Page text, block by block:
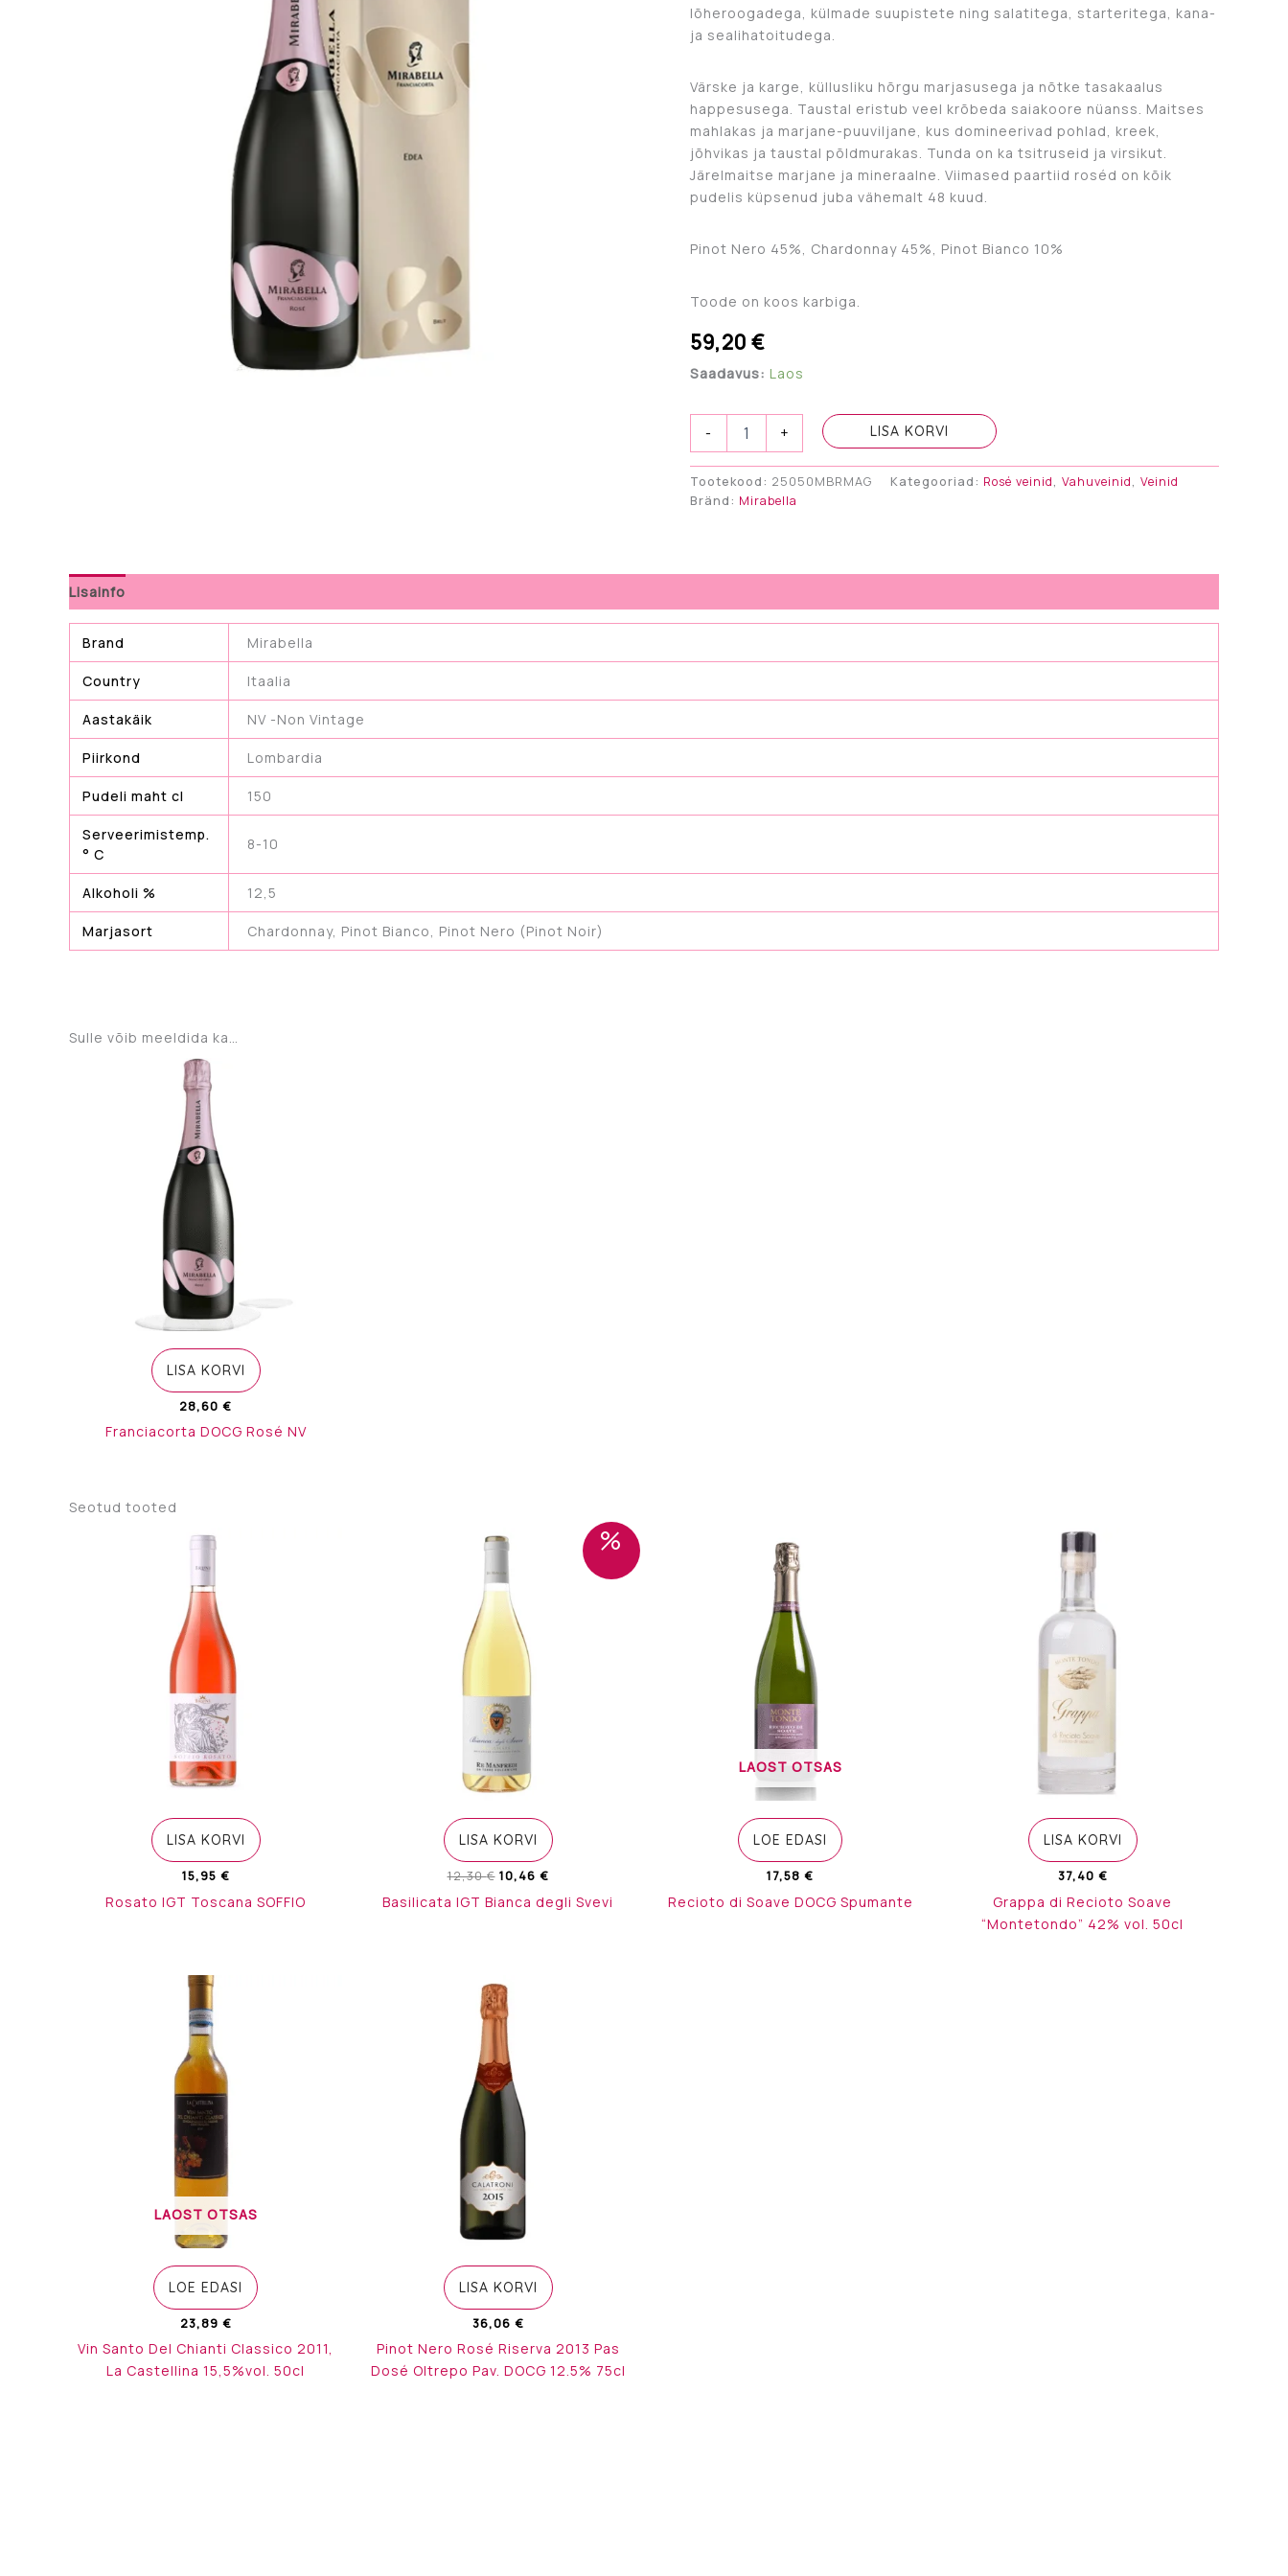
lõheroogadega, külmade suupistete ning salatitega, starteritega, kana-
ja sealihatoitudega.
Värske ja karge, küllusliku hõrgu marjasusega ja nõtke tasakaalus
happesusega. Taustal eristub veel krõbeda saiakoore nüanss. Maitses
mahlakas ja marjane-puuviljane, kus domineerivad pohlad, kreek,
jõhvikas ja taustal põldmurakas. Tunda on ka tsitruseid ja virsikut.
Järelmaitse marjane ja mineraalne. Viimased paartiid roséd on kõik
pudelis küpsenud juba vähemalt 48 kuud.
Pinot Nero 45%, Chardonnay 45%, Pinot Bianco 10%
Toode on koos karbiga.
59,20 €
Saadavus: Laos
-
DOCG
Brut
NV
+ LISA KORVI
Tootekood: 25050MBRMAG Kategooriad: Rosé veinid, Vahuveinid, Veinid
Bränd: Mirabella
Lisainfo
Brand Mirabella
Country Itaalia
Aastakäik NV -Non Vintage
Piirkond Lombardia
Pudeli maht cl 150
Serveerimistemp.
° C
8-10
Alkoholi % 12,5
Marjasort Chardonnay, Pinot Bianco, Pinot Nero (Pinot Noir)
Sulle võib meeldida ka…
LISA KORVI
28,60 €
Franciacorta DOCG Rosé NV
Seotud tooted
LISA KORVI
15,95 €
Rosato IGT Toscana SOFFIO
Sale!
LISA KORVI
12,30€ Algne
oli:
10,46 €Current
is:
Basilicata IGT Bianca degli Svevi
LAOST OTSAS
LOE EDASI
17,58 €
Recioto di Soave DOCG Spumante
LISA KORVI
37,40 €
Grappa di Recioto Soave
“Montetondo” 42% vol. 50cl
LAOST OTSAS
LOE EDASI
23,89 €
Vin Santo Del Chianti Classico 2011,
La Castellina 15,5%vol. 50cl
LISA KORVI
36,06 €
Pinot Nero Rosé Riserva 2013 Pas
Dosé Oltrepo Pav. DOCG 12.5% 75cl